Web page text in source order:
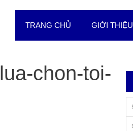
TRANG CHỦ GIỚI THIỆU
chon-toi-